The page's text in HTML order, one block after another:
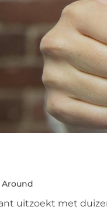
uitzoekt met